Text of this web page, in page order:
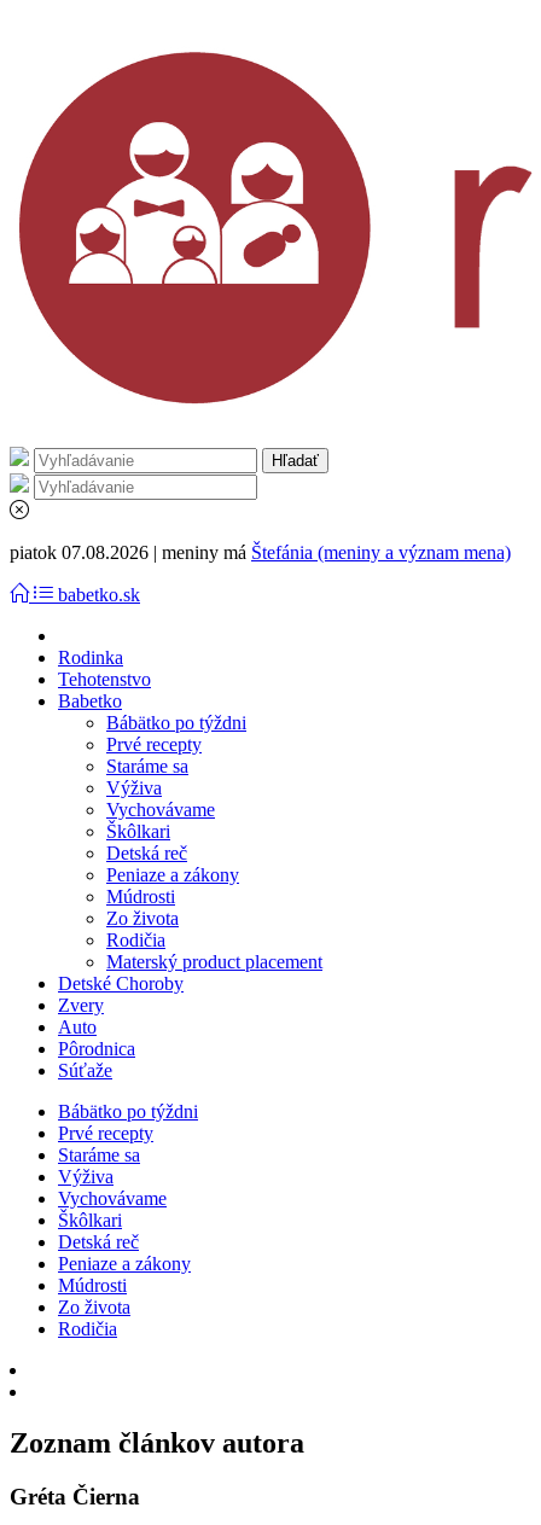
piatok 07.08.2026 | meniny má Štefánia (meniny a význam mena)
babetko.sk
Rodinka
Tehotenstvo
Babetko
Bábätko po týždni
Prvé recepty
Staráme sa
Výživa
Vychovávame
Škôlkari
Detská reč
Peniaze a zákony
Múdrosti
Zo života
Rodičia
Materský product placement
Detské Choroby
Zvery
Auto
Pôrodnica
Súťaže
Bábätko po týždni
Prvé recepty
Staráme sa
Výživa
Vychovávame
Škôlkari
Detská reč
Peniaze a zákony
Múdrosti
Zo života
Rodičia
Zoznam článkov autora
Gréta Čierna